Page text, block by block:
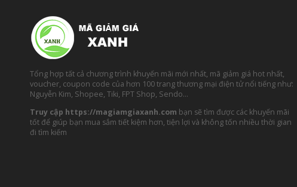
Tổng hợp tất cả chương trình khuyến mãi mới nhất, mã giảm giá hot nhất,
voucher, coupon code của hơn 100 trang thương mại điện tử nổi tiếng như:
Nguyễn Kim, Shopee, Tiki, FPT Shop, Sendo…
Truy cập https://magiamgiaxanh.com bạn sẽ tìm được các khuyến mãi
tốt để giúp bạn mua sắm tiết kiệm hơn, tiện lợi và không tốn nhiều thời gian
đi tìm kiếm